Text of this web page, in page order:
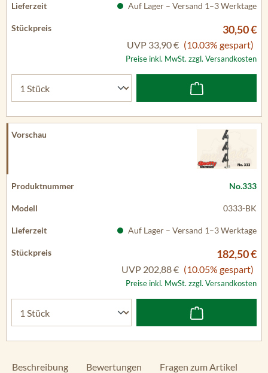
Auf Lager – Versand 1–3 Werktage
30,50 €
UVP 33,90 € (10.03% gespart)
Preise inkl. MwSt. zzgl. Versandkosten
No.333
0333-BK
Auf Lager – Versand 1–3 Werktage
182,50 €
UVP 202,88 € (10.05% gespart)
Preise inkl. MwSt. zzgl. Versandkosten
Beschreibung Bewertungen Fragen zum Artikel